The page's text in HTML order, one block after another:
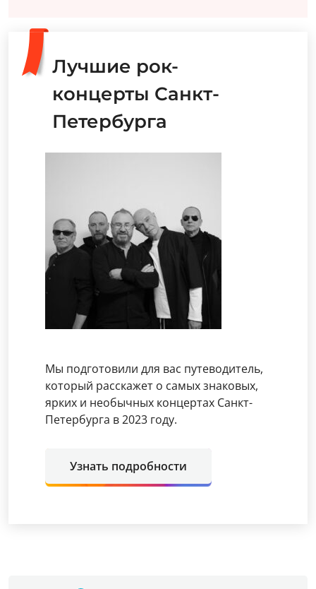
Лучшие рок-
концерты Санкт-
Петербурга
Мы подготовили для вас путеводитель,
который расскажет о самых знаковых,
ярких и необычных концертах Санкт-
Петербурга в 2023 году.
Узнать подробности